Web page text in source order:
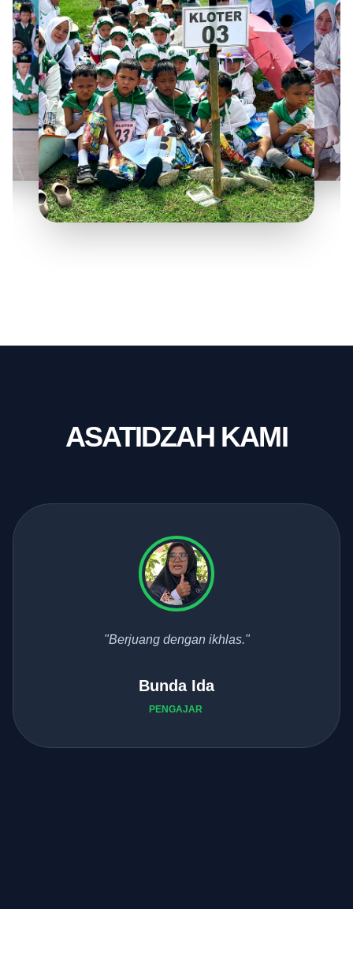
ASATIDZAH KAMI
"Berjuang dengan ikhlas."
Bunda Ida
PENGAJAR